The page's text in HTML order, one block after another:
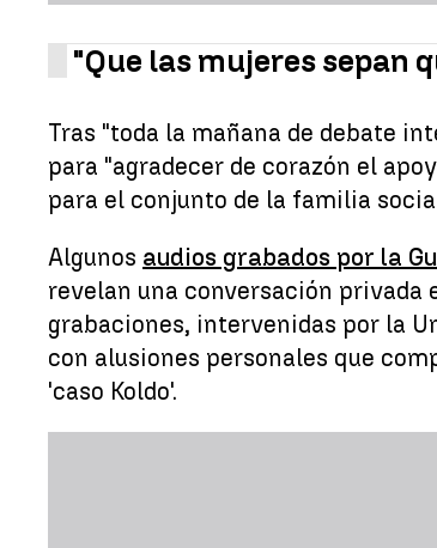
"Que las mujeres sepan
Tras "toda la mañana de debate
para "agradecer de corazón el
para el conjunto de la familia
Algunos audios grabados por la
revelan una conversación privada
grabaciones, intervenidas por la
con alusiones personales que
'caso Koldo'.